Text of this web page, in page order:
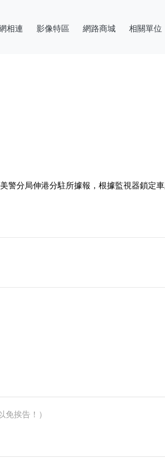
相連 影像特區 網路商城 相關單位
分局伸港分駐所據報，根據監視器鎖定
免挨告！）